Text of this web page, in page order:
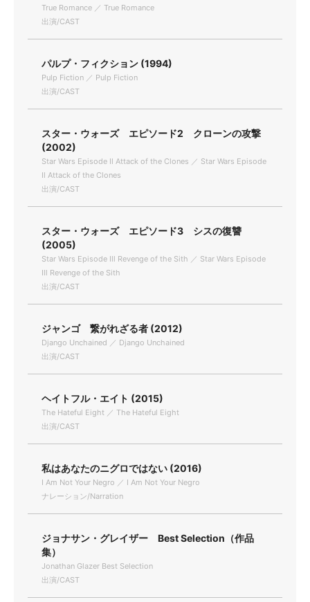
True Romance ／ True Romance
出演/CAST
パルプ・フィクション (1994)
Pulp Fiction ／ Pulp Fiction
出演/CAST
スター・ウォーズ エピソード2 クローンの攻撃
(2002)
Star Wars Episode Ⅱ Attack of the Clones ／ Star Wars Episode
Ⅱ Attack of the Clones
出演/CAST
スター・ウォーズ エピソード3 シスの復讐
(2005)
Star Wars Episode Ⅲ Revenge of the Sith ／ Star Wars Episode
Ⅲ Revenge of the Sith
出演/CAST
ジャンゴ 繋がれざる者 (2012)
Django Unchained ／ Django Unchained
出演/CAST
ヘイトフル・エイト (2015)
The Hateful Eight ／ The Hateful Eight
出演/CAST
私はあなたのニグロではない (2016)
I Am Not Your Negro ／ I Am Not Your Negro
ナレーション/Narration
ジョナサン・グレイザー Best Selection（作品
集）
Jonathan Glazer Best Selection
出演/CAST